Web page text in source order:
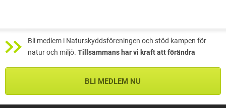
Bli medlem i Naturskyddsföreningen och stöd kampen för
natur och miljö. Tillsammans har vi kraft att förändra
BLI MEDLEM NU